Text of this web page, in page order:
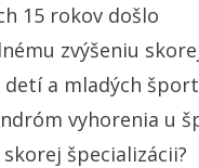
15 rokov došlo
zvýšeniu
detí a mladých
vyhorenia u
špecializácii?